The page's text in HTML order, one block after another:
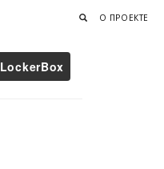
О ПРОЕКТЕ
LockerBox